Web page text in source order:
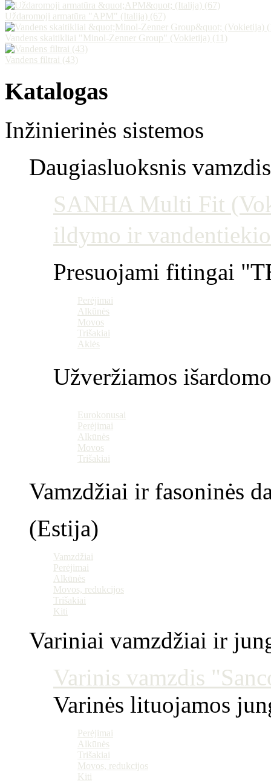
Uždaromoji armatūra "APM" (Italija) (67)
Vandens skaitikliai "Minol-Zenner Group" (Vokietija) (11)
Vandens filtrai (43)
Katalogas
Inžinierinės sistemos
Daugiasluoksnis
SANHA Multi Fit
ildymo ir
Presuojami fitingai
Perėjimai
Alkūnės
Movos
Trišakiai
Aklės
Užveržiamos
Eurokonusai
Perėjimai
Alkūnės
Movos
Trišakiai
Vamzdžiai ir fasoninės
(Estija)
Vamzdžiai
Perėjimai
Alkūnės
Movos, redukcijos
Trišakiai
Kiti
Variniai vamzdžiai ir
Varinis vamzdis
Varinės lituojamos
Perėjimai
Alkūnės
Trišakiai
Movos, redukcijos
Kiti